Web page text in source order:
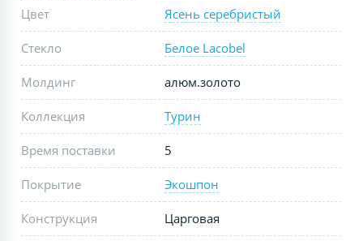
Цвет Ясень серебристый
Стекло Белое Lacobel
Молдинг алюм.золото
Коллекция Турин
Время поставки 5
Покрытие Экошпон
Конструкция Царговая